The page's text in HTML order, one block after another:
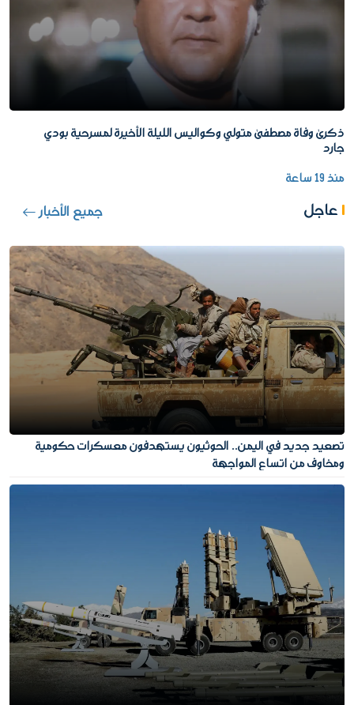
ذكرى وفاة مصطفى متولي وكواليس الليلة الأخيرة لمسرحية بودي
جارد
منذ 19 ساعة
عاجل جميع الأخبار
تصعيد جديد في اليمن.. الحوثيون يستهدفون معسكرات حكومية
ومخاوف من اتساع المواجهة